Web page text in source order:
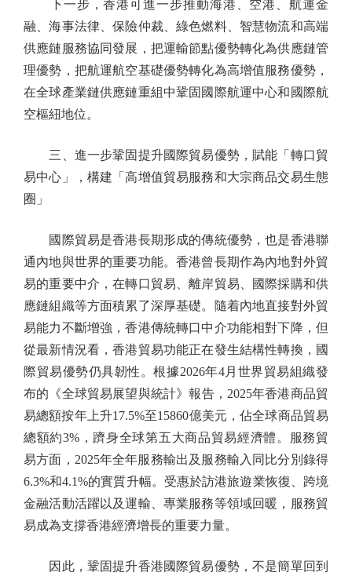
下一步，香港可進一步推動海港、空港、航運金
融、海事法律、保險仲裁、綠色燃料、智慧物流和高端
供應鏈服務協同發展，把運輸節點優勢轉化為供應鏈管
理優勢，把航運航空基礎優勢轉化為高增值服務優勢，
在全球產業鏈供應鏈重組中鞏固國際航運中心和國際航
空樞紐地位。
三、進一步鞏固提升國際貿易優勢，賦能「轉口貿
易中心」，構建「高增值貿易服務和大宗商品交易生態
圈」
國際貿易是香港長期形成的傳統優勢，也是香港聯
通內地與世界的重要功能。香港曾長期作為內地對外貿
易的重要中介，在轉口貿易、離岸貿易、國際採購和供
應鏈組織等方面積累了深厚基礎。隨着內地直接對外貿
易能力不斷增強，香港傳統轉口中介功能相對下降，但
從最新情況看，香港貿易功能正在發生結構性轉換，國
際貿易優勢仍具韌性。根據2026年4月世界貿易組織發
布的《全球貿易展望與統計》報告，2025年香港商品貿
易總額按年上升17.5%至15860億美元，佔全球商品貿易
總額約3%，躋身全球第五大商品貿易經濟體。服務貿
易方面，2025年全年服務輸出及服務輸入同比分別錄得
6.3%和4.1%的實質升幅。受惠於訪港旅遊業恢復、跨境
金融活動活躍以及運輸、專業服務等領域回暖，服務貿
易成為支撐香港經濟增長的重要力量。
因此，鞏固提升香港國際貿易優勢，不是簡單回到